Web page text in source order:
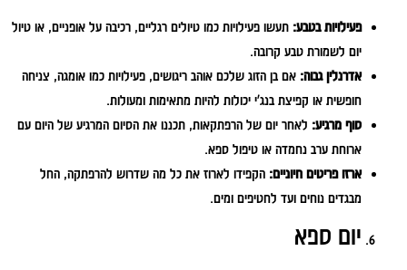
פעילויות בטבע: תעשו פעילויות כמו טיולים רגליים, רכיבה על אופניים, או טיול
יום לשמורת טבע קרובה.
אדרנלין גבוה: אם בן הזוג שלכם אוהב ריגושים, פעילויות כמו אומגה, צניחה
חופשית או קפיצת בנג'י יכולות להיות מתאימות ומעולות.
סוף מרגיע: לאחר יום של הרפתקאות, תכננו את הסיום המרגיע של היום עם
ארוחת ערב נחמדה או טיפול ספא.
ארזו פריטים חיוניים: הקפידו לארוז את כל מה שדרוש להרפתקה, החל
מבגדים נוחים ועד לחטיפים ומים.
יום ספא